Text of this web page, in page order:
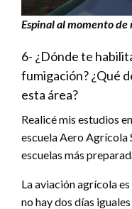
Espinal al momento de
6- ¿Dónde te
fumigación? ¿Qué
esta área?
Realicé mis estudios
escuela Aero Agrícola
escuelas más
La aviación agrícola
no hay dos días